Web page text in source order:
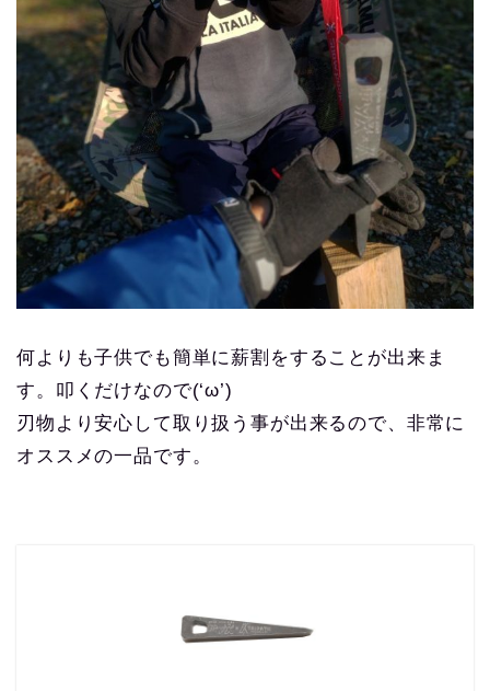
何よりも子供でも簡単に薪割をすることが出来ま
す。叩くだけなので(‘ω’)
刃物より安心して取り扱う事が出来るので、非常に
オススメの一品です。